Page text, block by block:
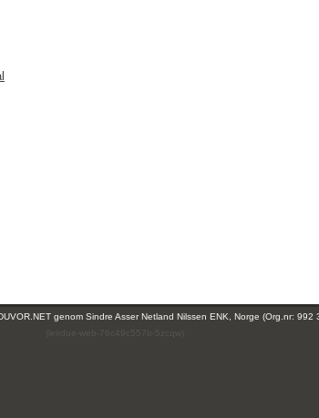
genom Sindre Asser Netland Nilssen ENK, Norge (Org.nr: 992
(leirdue-web-76c49c557b-5zcqw)